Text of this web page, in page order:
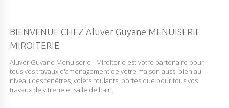
BIENVENUE CHEZ Aluver Guyane MENUISERIE
MIROITERIE
Aluver Guyane Menuiserie - Miroiterie est votre partenaire pour
tous vos travaux d'aménagement de votre maison aussi bien au
niveau des fenêtres, volets roulants, portes que pour tous vos
travaux de vitrerie et salle de bain.